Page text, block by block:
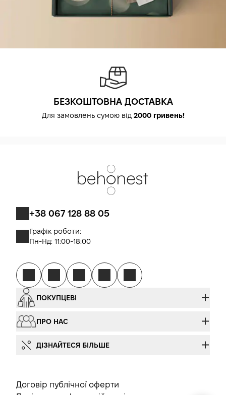
БЕЗКОШТОВНА ДОСТАВКА
Для замовлень сумою від 2000 гривень!
+38 067 128 88 05
Графік роботи:
Пн-Нд: 11:00-18:00
ПОКУПЦЕВІ
ПРО НАС
ДІЗНАЙТЕСЯ БІЛЬШЕ
Договір публічної оферти